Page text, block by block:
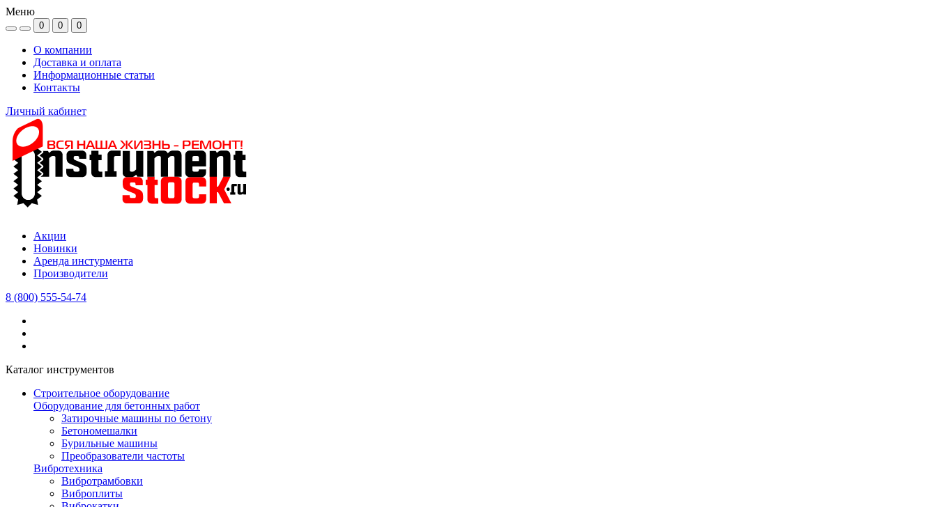
Меню
0 0 0
О компании
Доставка и оплата
Информационные статьи
Контакты
Личный кабинет
Акции
Новинки
Аренда инстурмента
Производители
8 (800) 555-54-74
Каталог инструментов
Строительное оборудование
Оборудование для бетонных работ
Затирочные машины по бетону
Бетономешалки
Бурильные машины
Преобразователи частоты
Вибротехника
Вибротрамбовки
Виброплиты